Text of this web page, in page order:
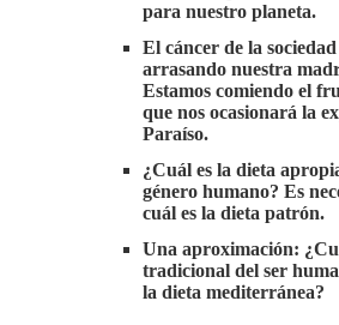
para nuestro planeta.
El cáncer de la
arrasando nuestra
Estamos comiendo el
que nos ocasionará la
Paraíso.
¿Cuál es la dieta
género humano? Es
cuál es la dieta patrón.
Una aproximación:
tradicional del ser
la dieta mediterránea?